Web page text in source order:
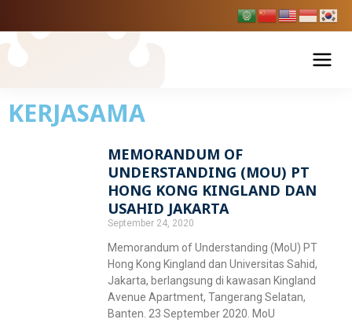
to
content
Tentang USAHID
Profil USAHID
Bagan & Struktur Organisasi
Pimpinan Universitas
Manajemen Universitas
BPMPP Usahid
Program Studi
Fakultas Ekonomi dan Bisnis
Fakultas Ilmu Komunikasi
D-III Broadcasting (Penyiaran)
Fakultas Teknik
Pendaftaran Mahasiswa Baru
Penelitian & Publikasi
Berita Usahid
KERJASAMA
MEMORANDUM OF
UNDERSTANDING (MOU) PT
HONG KONG KINGLAND DAN
USAHID JAKARTA
September 24, 2020
Memorandum of Understanding (MoU) PT
Hong Kong Kingland dan Universitas Sahid,
Jakarta, berlangsung di kawasan Kingland
Avenue Apartment, Tangerang Selatan,
Banten. 23 September 2020. MoU